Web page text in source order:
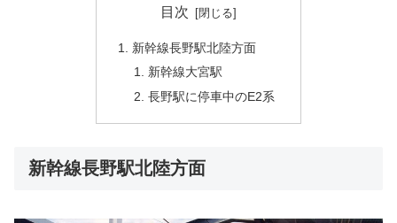
目次
新幹線長野駅北陸方面
新幹線大宮駅
長野駅に停車中のE2系
新幹線長野駅北陸方面